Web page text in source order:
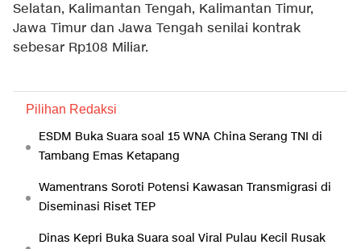
Selatan, Kalimantan Tengah, Kalimantan Timur,
Jawa Timur dan Jawa Tengah senilai kontrak
sebesar Rp108 Miliar.
Pilihan Redaksi
ESDM Buka Suara soal 15 WNA China Serang TNI di
Tambang Emas Ketapang
Wamentrans Soroti Potensi Kawasan Transmigrasi di
Diseminasi Riset TEP
Dinas Kepri Buka Suara soal Viral Pulau Kecil Rusak